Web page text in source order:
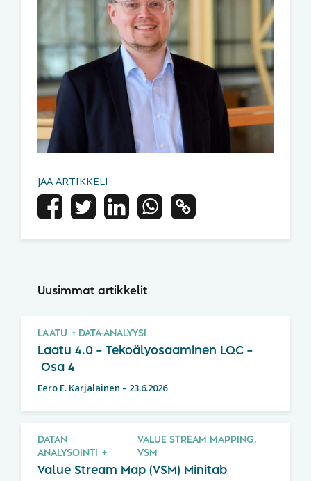
JAA ARTIKKELI
Uusimmat artikkelit
LAATU DATA-ANALYYSI
Laatu 4.0 – Tekoälyosaaminen LQC –
Osa 4
Eero E. Karjalainen – 23.6.2026
DATAN
ANALYSOINTI
VALUE STREAM MAPPING,
VSM
Value Stream Map (VSM) Minitab